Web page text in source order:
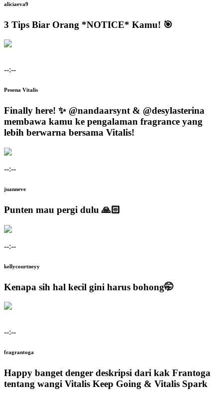
aliciaeva9
3 Tips Biar Orang *NOTICE* Kamu! 🎯
--:--
Pesona Vitalis
Finally here! ✨ @nandaarsynt & @desylasterina
membawa kamu ke pengalaman fragrance yang
lebih berwarna bersama Vitalis!
--:--
juanneve
Punten mau pergi dulu 🙏🏻
--:--
kellycourtneyy
Kenapa sih hal kecil gini harus bohong🤭
--:--
fragrantoga
Happy banget denger deskripsi dari kak Frantoga
tentang wangi Vitalis Keep Going & Vitalis Spark